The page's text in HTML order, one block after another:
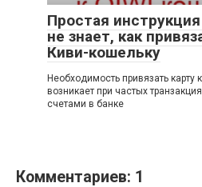
Простая
не знает, как
Киви-кошельку
Необходимость привязать карту
возникает при частых
счетами в банке
Комментариев: 1